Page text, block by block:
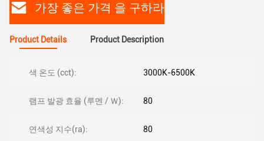
가장 좋은 가격 을 구하라
Product Details Product Description
색 온도 (cct): 3000K-6500K
램프 발광 효율 (루멘 / Ｗ): 80
연색성 지수(ra): 80